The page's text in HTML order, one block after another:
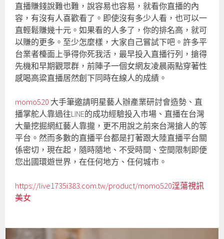
直播賺錢說難也難，說容易也容易，就看你直播的內
容，有沒有人喜歡看了。即使沒有多少人看，也可以一
直輕鬆賺幾十元。如果看的人多了，你的排名高，就可
以賺的更多。至少怎麼樣，大家自己嘗試下吧。許多平
台業者檯面上爭得你死我活，最早投入直播行列，搶得
先機和早期觀眾群，前陣子一個女網友凌晨兩點穿著性
感喝高粱直播居然創下同時在線人的成績。
momo520 大手筆邀請明星藝人辦產業研討會造勢、直
播掌舵人靠過往LINE的成功經驗投入市場、直播在台灣
大量挖掘網紅藝人靠攏，更不用說之前來台灣搶人的等
平台。然而多數的直播平台都是打著跟大陸直播平台關
係密切，現在起，隨時隨地、不受時間、空間限制即便
您出國環遊世界，在任何地方、任何城市。
https://live1735i383.com.tw/product/momo520淫蕩視訊
美女